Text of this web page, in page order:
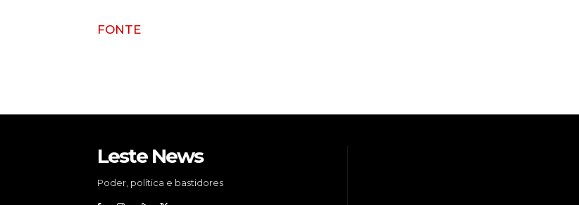
FONTE
Leste News
Poder, política e bastidores